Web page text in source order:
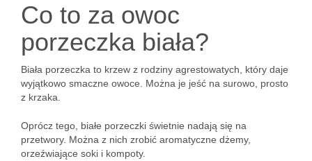
Co to za owoc
porzeczka biała?
Biała porzeczka to krzew z rodziny agrestowatych, który daje
wyjątkowo smaczne owoce. Można je jeść na surowo, prosto
z krzaka.
Oprócz tego, białe porzeczki świetnie nadają się na
przetwory. Można z nich zrobić aromatyczne dżemy,
orzeźwiające soki i kompoty.